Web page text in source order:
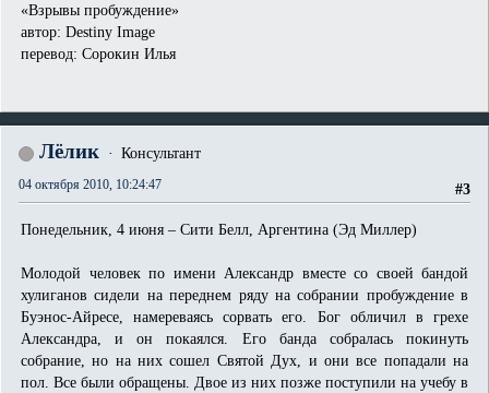
«Взрывы пробуждение»
автор: Destiny Image
перевод: Сорокин Илья
Лёлик Консультант
#3
04 октября 2010, 10:24:47
Понедельник, 4 июня – Сити Белл, Аргентина (Эд Миллер)
Молодой человек по имени Александр вместе со своей бандой
хулиганов сидели на переднем ряду на собрании пробуждение в
Буэнос-Айресе, намереваясь сорвать его. Бог обличил в грехе
Александра, и он покаялся. Его банда собралась покинуть
собрание, но на них сошел Святой Дух, и они все попадали на
пол. Все были обращены. Двое из них позже поступили на учебу в